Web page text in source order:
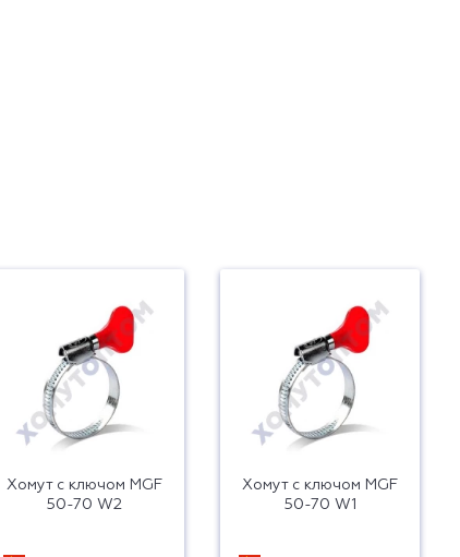
Хомут с ключом MGF
50-70 W2
Хомут с ключом MGF
50-70 W1